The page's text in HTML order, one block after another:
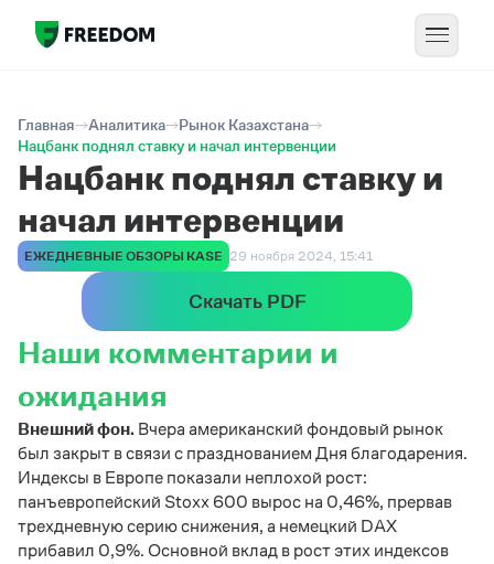
Главная Аналитика
Рынок Казахстана
Нацбанк поднял ставку и начал интервенции
Нацбанк поднял ставку и
начал интервенции
ЕЖЕДНЕВНЫЕ ОБЗОРЫ KASE 29 ноября 2024, 15:41
Скачать PDF
Наши комментарии и
ожидания
Внешний фон. Вчера американский фондовый рынок
был закрыт в связи с празднованием Дня благодарения.
Индексы в Европе показали неплохой рост:
панъевропейский Stoxx 600 вырос на 0,46%, прервав
трехдневную серию снижения, а немецкий DAX
прибавил 0,9%. Основной вклад в рост этих индексов